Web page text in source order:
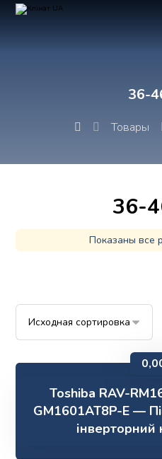
36-
Товары
36-
Показаны все
Toshiba RAV-
GM1601AT8P-E —
інверторний